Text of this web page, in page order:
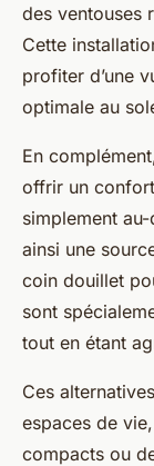
des ventouses
Cette
profiter d’une
optimale au
En
offrir un
simplement
ainsi une
coin douillet
sont
tout en étant
Ces
espaces de vie,
compacts ou